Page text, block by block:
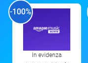
-100%
In evidenza